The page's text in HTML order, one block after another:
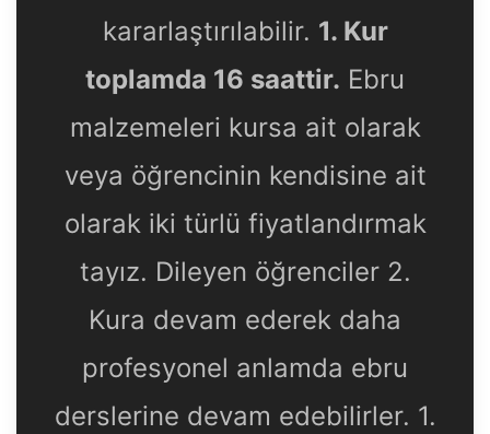
kararlaştırılabilir. 1. Kur
toplamda 16 saattir. Ebru
malzemeleri kursa ait olarak
veya öğrencinin kendisine ait
olarak iki türlü fiyatlandırmak
tayız. Dileyen öğrenciler 2.
Kura devam ederek daha
profesyonel anlamda ebru
derslerine devam edebilirler. 1.